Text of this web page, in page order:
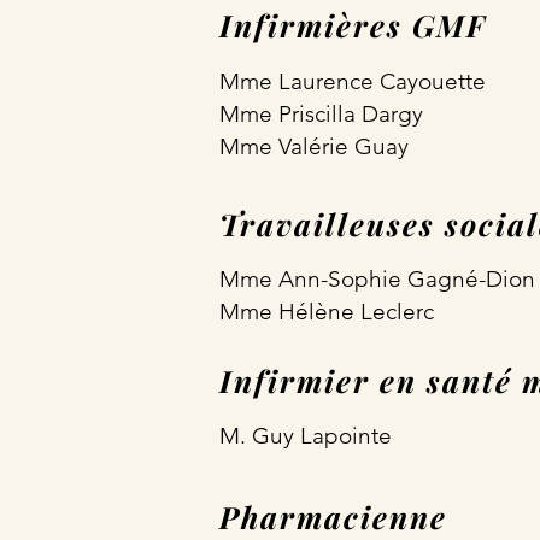
Infirmières GMF
Mme Laurence Cayouette
Mme Priscilla Dargy
Mme Valérie Guay
Travailleuses
Mme Ann-Sophie Gagné-Dion
Mme Hélène Leclerc
Infirmier en santé
M. Guy Lapointe
Pharmacienne